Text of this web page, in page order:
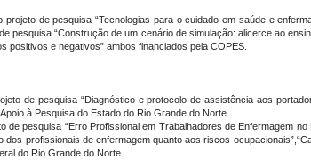
de pesquisa “Tecnologias para o cuidado em saúde e
pesquisa “Construção de um cenário de simulação: alicerce ao
positivos e negativos” ambos financiados pela COPES.
de pesquisa “Diagnóstico e protocolo de assistência aos
à Pesquisa do Estado do Rio Grande do Norte.
pesquisa “Erro Profissional em Trabalhadores de Enfermagem
dos profissionais de enfermagem quanto aos riscos
do Rio Grande do Norte.